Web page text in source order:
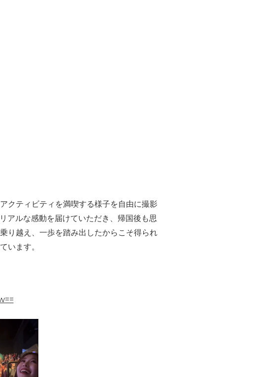
クティビティを満喫する様子を自由に撮影
アルな感動を届けていただき、帰国後も思
り越え、一歩を踏み出したからこそ得られ
います。